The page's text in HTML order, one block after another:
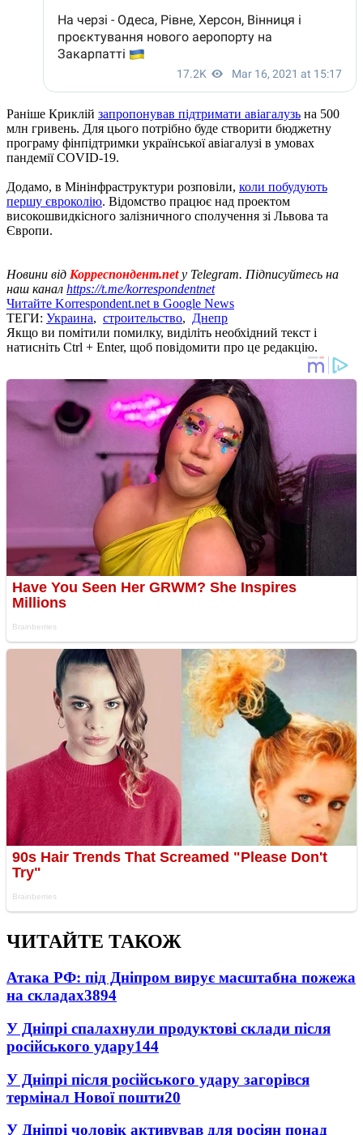
Раніше Криклій запропонував підтримати авіагалузь на 500
млн гривень. Для цього потрібно буде створити бюджетну
програму фінпідтримки української авіагалузі в умовах
пандемії COVID-19.
Додамо, в Мінінфраструктури розповіли, коли побудують
першу євроколію. Відомство працює над проектом
високошвидкісного залізничного сполучення зі Львова та
Європи.
Новини від Корреспондент.netу Telegram. Підписуйтесь на
наш канал https://t.me/korrespondentnet
Читайте Korrespondent.net в Google News
ТЕГИ: Украина, строительство, Днепр
Якщо ви помітили помилку, виділіть необхідний текст і
натисніть Ctrl + Enter, щоб повідомити про це редакцію.
ЧИТАЙТЕ ТАКОЖ
Атака РФ: під Дніпром вирує масштабна пожежа
на складах3894
У Дніпрі спалахнули продуктові склади після
російського удару144
У Дніпрі після російського удару загорівся
термінал Нової пошти20
У Дніпрі чоловік активував для росіян понад